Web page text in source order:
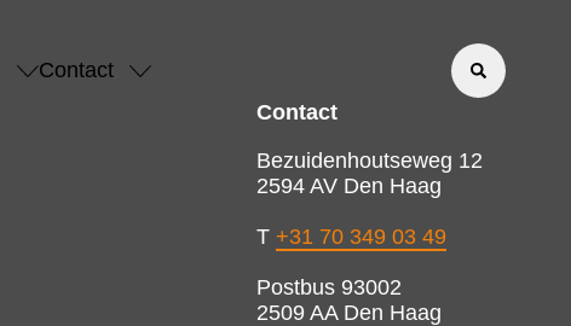
Contact
Contact
Bezuidenhoutseweg 12
2594 AV Den Haag
T +31 70 349 03 49
Postbus 93002
2509 AA Den Haag